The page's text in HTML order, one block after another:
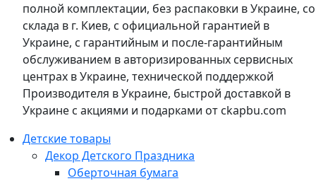
полной комплектации, без распаковки в Украине, со
склада в г. Киев, с официальной гарантией в
Украине, с гарантийным и после-гарантийным
обслуживанием в авторизированных сервисных
центрах в Украине, технической поддержкой
Производителя в Украине, быстрой доставкой в
Украине с акциями и подарками от ckapbu.com
Детские товары
Декор Детского Праздника
Оберточная бумага